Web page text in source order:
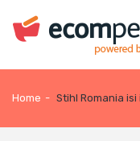
Home - Stihl Romania